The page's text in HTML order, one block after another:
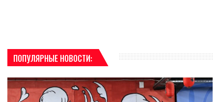
ПОПУЛЯРНЫЕ НОВОСТИ: